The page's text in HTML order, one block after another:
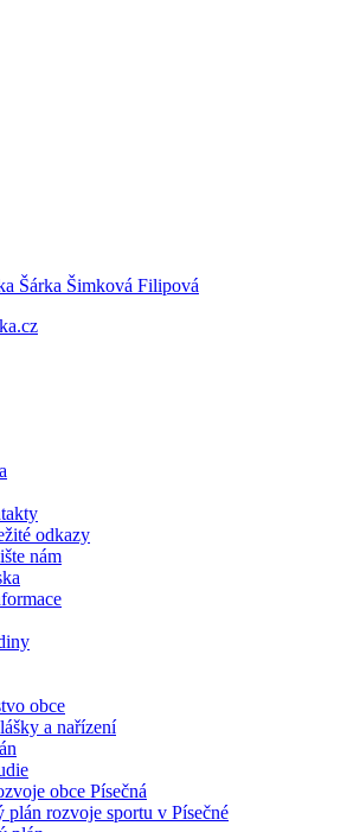
Šárka Šimková Filipová
odkazy
nám
obce
a nařízení
obce Písečná
plán rozvoje sportu v Písečné